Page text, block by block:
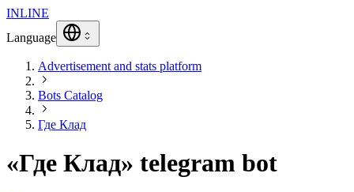
INLINE
Language
Advertisement and stats platform
Bots Catalog
Где Клад
«Где Клад» telegram bot